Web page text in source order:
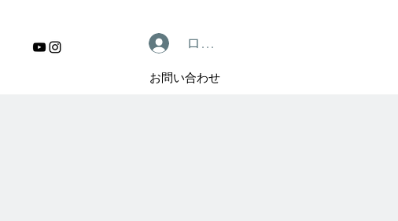
ログイン
お問い合わせ